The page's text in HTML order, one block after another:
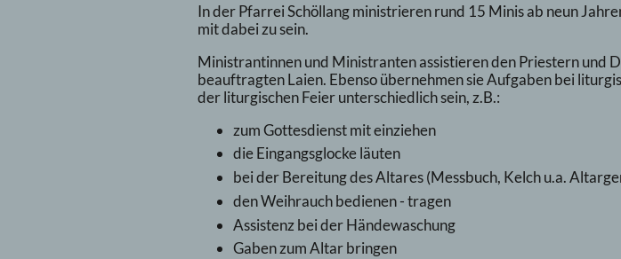
In der Pfarrei Schöllang ministrieren rund 15 Minis ab neun
mit dabei zu sein.
Ministrantinnen und Ministranten assistieren den Priestern und
beauftragten Laien. Ebenso übernehmen sie Aufgaben bei
der liturgischen Feier unterschiedlich sein, z.B.:
zum Gottesdienst mit einziehen
die Eingangsglocke läuten
bei der Bereitung des Altares (Messbuch, Kelch u.a.
den Weihrauch bedienen - tragen
Assistenz bei der Händewaschung
Gaben zum Altar bringen